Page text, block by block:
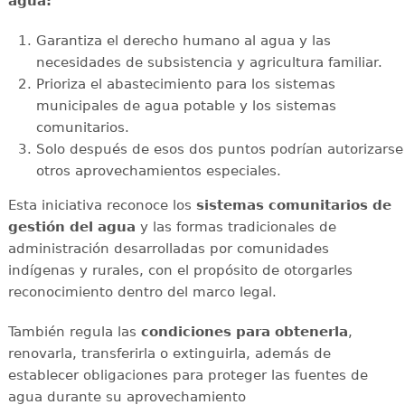
Garantiza el derecho humano al agua y las
necesidades de subsistencia y agricultura familiar.
Prioriza el abastecimiento para los sistemas
municipales de agua potable y los sistemas
comunitarios.
Solo después de esos dos puntos podrían autorizarse
otros aprovechamientos especiales.
Esta iniciativa reconoce los sistemas comunitarios de
gestión del agua y las formas tradicionales de
administración desarrolladas por comunidades
indígenas y rurales, con el propósito de otorgarles
reconocimiento dentro del marco legal.
También regula las condiciones para obtenerla,
renovarla, transferirla o extinguirla, además de
establecer obligaciones para proteger las fuentes de
agua durante su aprovechamiento